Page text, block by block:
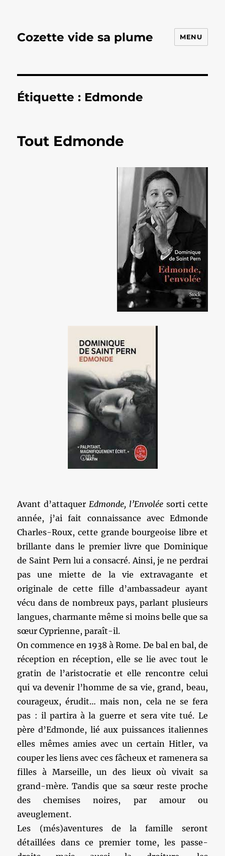
Cozette vide sa plume MENU
Étiquette : Edmonde
Tout Edmonde
Avant d’attaquerEdmonde, l’Envoléesorti cette
année, j’ai fait connaissance avec Edmonde
Charles-Roux, cette grande bourgeoise libre et
brillante dans le premier livre que Dominique
de Saint Pern lui a consacré. Ainsi, je ne perdrai
pas une miette de la vie extravagante et
originale de cette fille d’ambassadeur ayant
vécu dans de nombreux pays, parlant plusieurs
langues, charmante même si moins belle que sa
sœur Cyprienne, paraît-il.
On commence en 1938 à Rome. De bal en bal, de
réception en réception, elle se lie avec tout le
gratin de l’aristocratie et elle rencontre celui
qui va devenir l’homme de sa vie, grand, beau,
courageux, érudit… mais non, cela ne se fera
pas : il partira à la guerre et sera vite tué. Le
père d’Edmonde, lié aux puissances italiennes
elles mêmes amies avec un certain Hitler, va
couper les liens avec ces fâcheux et ramenera sa
filles à Marseille, un des lieux où vivait sa
grand-mère. Tandis que sa sœur reste proche
des chemises noires, par amour ou
aveuglement.
Les (més)aventures de la famille seront
détaillées dans ce premier tome, les passe-